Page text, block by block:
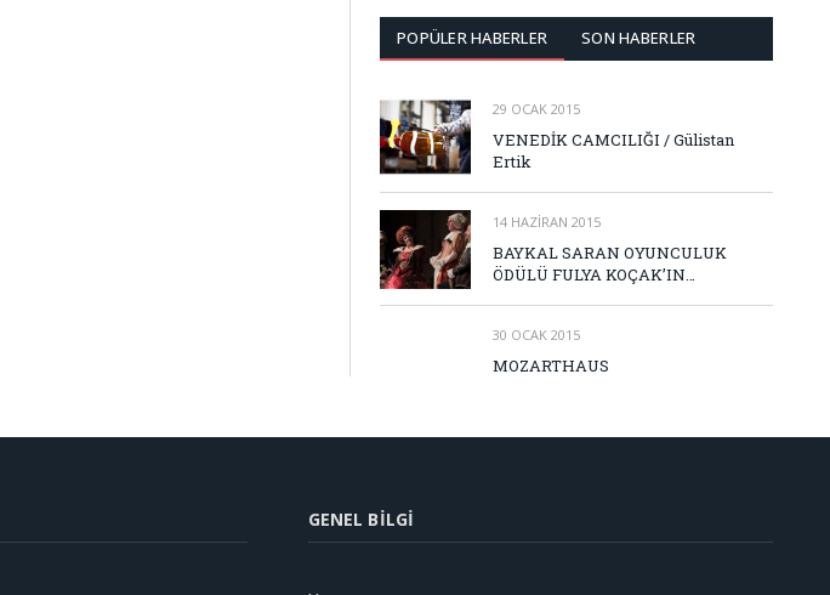
POPÜLER HABERLER SON HABERLER
29 OCAK 2015
VENEDİK CAMCILIĞI / Gülistan
Ertik
14 HAZIRAN 2015
BAYKAL SARAN OYUNCULUK
ÖDÜLÜ FULYA KOÇAK’IN…
30 OCAK 2015
MOZARTHAUS
GENEL BILGI